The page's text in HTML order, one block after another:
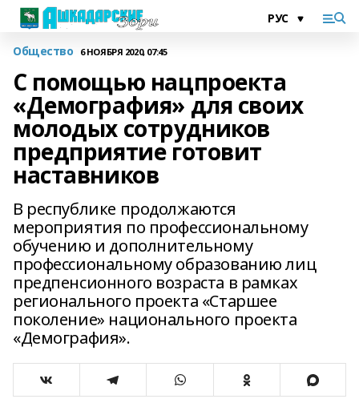
Общество 6 НОЯБРЯ 2020, 07:45
С помощью нацпроекта
«Демография» для своих
молодых сотрудников
предприятие готовит
наставников
В республике продолжаются
мероприятия по профессиональному
обучению и дополнительному
профессиональному образованию лиц
предпенсионного возраста в рамках
регионального проекта «Старшее
поколение» национального проекта
«Демография».